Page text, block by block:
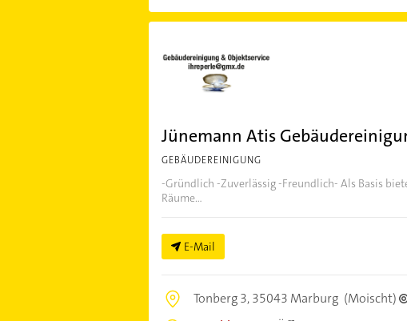
Jünemann Atis
GEBÄUDEREINIGUNG
-Gründlich -Zuverlässig -Freundlich- Als Basis
Räume...
E-Mail
Tonberg 3,35043 Marburg (Moischt)